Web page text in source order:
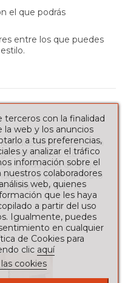
el que podrás
entre los que puedes
de la música, en
el flechazo. Lo
a tienda para despejar
y encima nos lo
Una muy buena
terceros con la finalidad
la web y los anuncios
a tus preferencias,
y analizar el tráfico
información sobre el
colaboradores
web, quienes
que les haya
a partir del uso
Igualmente, puedes
en cualquier
de Cookies para
clic aquí
cookies